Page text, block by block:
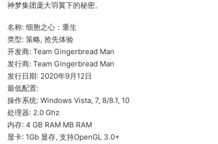
神梦集团庞大羽翼下的秘密。
名称: 细胞之心：重生
类型: 策略, 抢先体验
开发商: Team Gingerbread Man
发行商: Team Gingerbread Man
发行日期: 2020年9月12日
最低配置:
操作系统: Windows Vista, 7, 8/8.1, 10
处理器: 2.0 Ghz
内存: 4 GB RAM MB RAM
显卡: 1Gb 显存, 支持OpenGL 3.0+